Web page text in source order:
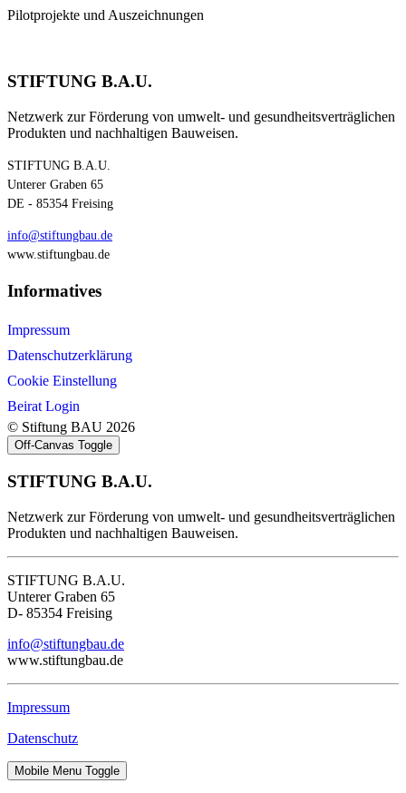
Pilotprojekte und Auszeichnungen
STIFTUNG B.A.U.
Netzwerk zur Förderung von umwelt- und gesundheitsverträglichen
Produkten und nachhaltigen Bauweisen.
STIFTUNG B.A.U.
Unterer Graben 65
DE - 85354 Freising
info@stiftungbau.de
www.stiftungbau.de
Informatives
Impressum
Datenschutzerklärung
Cookie Einstellung
Beirat Login
© Stiftung BAU 2026
Off-Canvas Toggle
STIFTUNG B.A.U.
Netzwerk zur Förderung von umwelt- und gesundheitsverträglichen
Produkten und nachhaltigen Bauweisen.
STIFTUNG B.A.U.
Unterer Graben 65
D- 85354 Freising
info@stiftungbau.de
www.stiftungbau.de
Impressum
Datenschutz
Mobile Menu Toggle